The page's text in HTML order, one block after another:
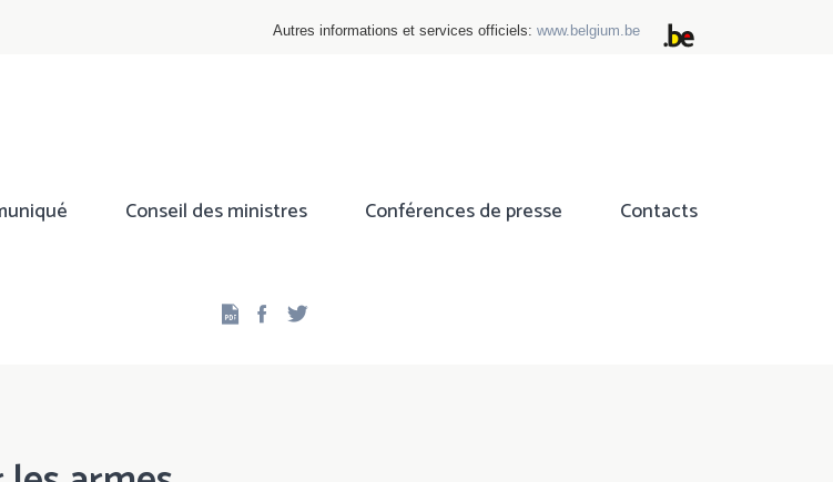
Autres informations et services officiels: www.belgium.be
Conseil des ministres Conférences de presse Contacts
Facebook